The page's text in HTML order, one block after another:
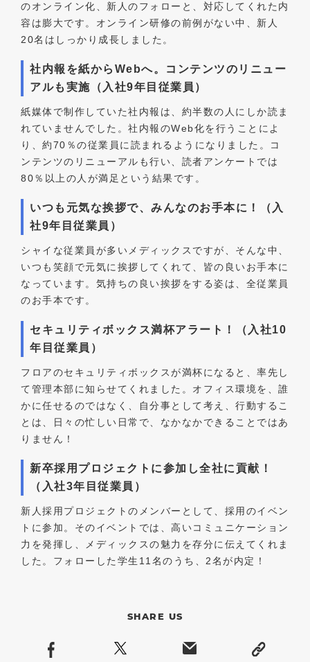
のオンライン化、新人のフォローと、対応してくれた内
容は膨大です。オンライン研修の前例がない中、新人
20名はしっかり成長しました。
社内報を紙からWebへ。コンテンツのリニュー
アルも実施（入社9年目従業員）
紙媒体で制作していた社内報は、約半数の人にしか読ま
れていませんでした。社内報のWeb化を行うことによ
り、約70％の従業員に読まれるようになりました。コ
ンテンツのリニューアルも行い、読者アンケートでは
80％以上の人が満足という結果です。
いつも元気な挨拶で、みんなのお手本に！（入
社9年目従業員）
シャイな従業員が多いメディックスですが、そんな中、
いつも笑顔で元気に挨拶してくれて、皆の良いお手本に
なっています。気持ちの良い挨拶をする姿は、全従業員
のお手本です。
セキュリティボックス満杯アラート！（入社10
年目従業員）
フロアのセキュリティボックスが満杯になると、率先し
て管理本部に知らせてくれました。オフィス環境を、誰
かに任せるのではなく、自分事として考え、行動するこ
とは、日々の忙しい日常で、なかなかできることではあ
りません！
新卒採用プロジェクトに参加し全社に貢献！
（入社3年目従業員）
新人採用プロジェクトのメンバーとして、採用のイベン
トに参加。そのイベントでは、高いコミュニケーション
力を発揮し、メディックスの魅力を存分に伝えてくれま
した。フォローした学生11名のうち、2名が内定！
SHARE US